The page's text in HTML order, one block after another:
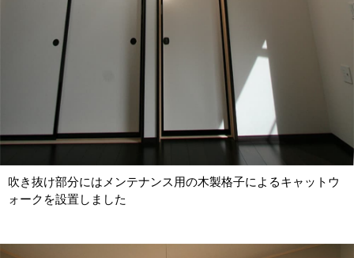
吹き抜け部分にはメンテナンス用の木製格子によるキャットウ
ォークを設置しました